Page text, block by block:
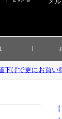
ムス
ス
下げで更にお買い